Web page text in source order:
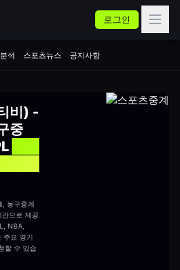
로그인
석 스포츠뉴스 공지사항
비) -
중
, 농구중계
으로 제공
NBA,
주요 경기
할 수 있습